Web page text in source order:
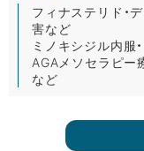
フィナステリド・
害など
ミノキシジル内服・
AGAメソセラピー
など